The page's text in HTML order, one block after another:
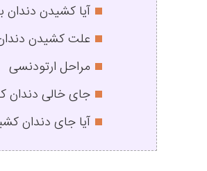
آیا کشیدن دندان
علت کشیدن
مراحل ارتودنسی
جای خالی دندان
آیا جای دندان